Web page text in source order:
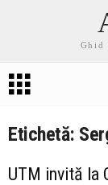
Ghid
Etichetă:
UTM invită la